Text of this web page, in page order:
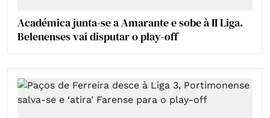
Académica junta-se a Amarante e sobe à II Liga.
Belenenses vai disputar o play-off